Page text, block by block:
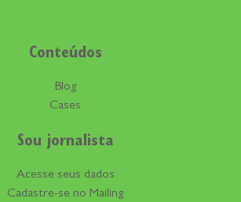
Conteúdos
Blog
Cases
Sou jornalista
Acesse seus dados
Cadastre-se no Mailing